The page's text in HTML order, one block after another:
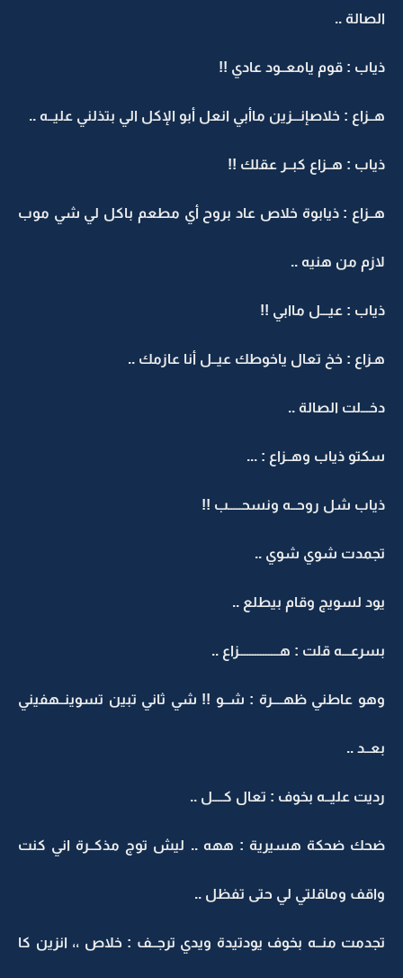
الصالة ..
ذياب : قوم يامعــود عادي !!
هــزاع : خلاصإنـــزين ماأبي انعل أبو الإكل الي بتذلني عليــه ..
ذياب : هــزاع كبــر عقلك !!
هــزاع : ذيابوة خلاص عاد بروح أي مطعم باكل لي شي موب
لازم من هنيه ..
ذياب : عيـــل ماابي !!
هـزاع : خخ تعال ياخوطك عيــل أنا عازمك ..
دخـــلت الصالة ..
سكتو ذياب وهــزاع : ...
ذياب شل روحــه ونسحـــــب !!
تجمدت شوي شوي ..
يود لسويج وقام بيطلع ..
بسرعـــه قلت : هـــــــــــــــزاع ..
وهو عاطني ظهــــرة : شــو !! شي ثاني تبين تسوينــهفيني
بعــد ..
رديت عليــه بخوف : تعال كــــل ..
ضحك ضحكة هسيرية : ههه .. ليش توج مذكــرة اني كنت
واقف وماقلتي لي حتى تفظل ..
تجدمت منــه بخوف يودتيدة ويدي ترجــف : خلاص ،، انزين كا